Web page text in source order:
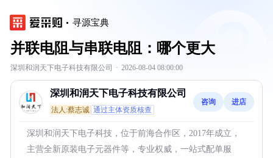
寻源宝典
并联电阻与串联电阻：哪个更大
深圳和润天下电子科技有限公司 · 2026-08-04 08:00:00
深圳和润天下电子科技有限公司
法人:蔡志诚 通过主体资质核查
咨询 进店
深圳和润天下电子科技，位于前海合作区，2017年成立，
主营全新原装电子元器件等，专业权威，一站式配单服